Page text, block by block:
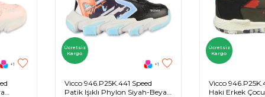
+1
Ücretsiz
Kargo
+1
Vicco 946.P25K.441 Speed
Patik Işıklı Phylon Siyah-Beyaz
Ücretsiz
Kargo
Vicco
Haki Erkek